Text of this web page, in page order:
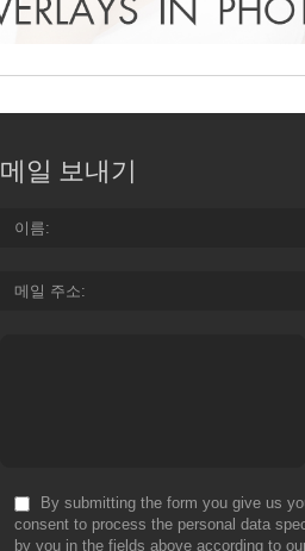
메일 보내기
이름
메일 주소
By submitting the form you give us
consent to process the personal data
by you in the fields above according to